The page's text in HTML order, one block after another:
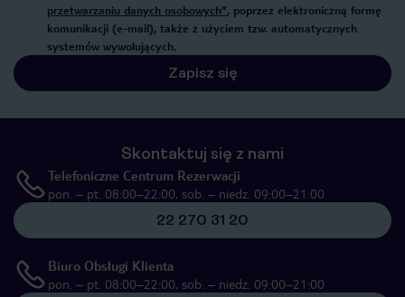
przetwarzaniu danych osobowych”, poprzez elektroniczną formę
komunikacji (e-mail), także z użyciem tzw. automatycznych
systemów wywołujących.
Zapisz się
Skontaktuj się z nami
Telefoniczne Centrum Rezerwacji
pon. – pt. 08:00–22:00, sob. – niedz. 09:00–21:00
22 270 31 20
Biuro Obsługi Klienta
pon. – pt. 08:00–22:00, sob. – niedz. 09:00–21:00